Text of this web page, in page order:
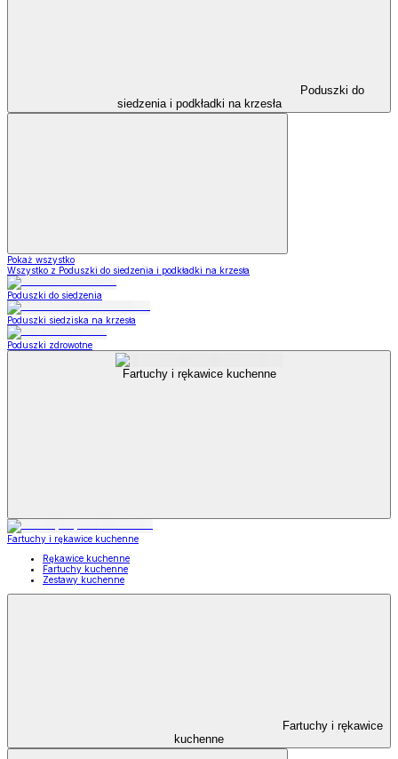
Poduszki do
siedzenia i podkładki na krzesła
Pokaż wszystko
Wszystko z Poduszki do siedzenia i podkładki na krzesła
Poduszki do siedzenia
Poduszki siedziska na krzesła
Poduszki zdrowotne
Fartuchy i rękawice kuchenne
Fartuchy i rękawice kuchenne
Rękawice kuchenne
Fartuchy kuchenne
Zestawy kuchenne
Fartuchy i rękawice
kuchenne